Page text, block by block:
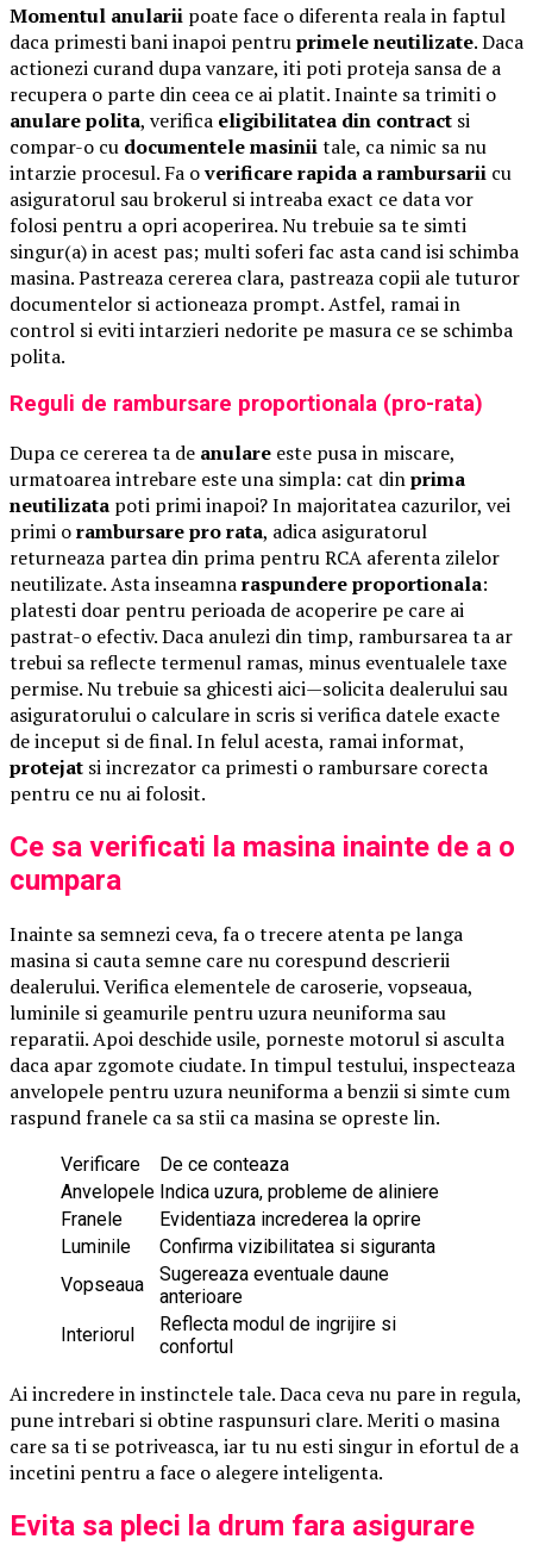
Momentul anularii poate face o diferenta reala in faptul
daca primesti bani inapoi pentruprimele neutilizate. Daca
actionezi curand dupa vanzare, iti poti proteja sansa de a
recupera o parte din ceea ce ai platit. Inainte sa trimiti o
anulare polita, verifica eligibilitatea din contract si
compar-o cu documentele masiniitale, ca nimic sa nu
intarzie procesul. Fa overificare rapida a rambursarii cu
asiguratorul sau brokerul si intreaba exact ce data vor
folosi pentru a opri acoperirea. Nu trebuie sa te simti
singur(a) in acest pas; multi soferi fac asta cand isi schimba
masina. Pastreaza cererea clara, pastreaza copii ale tuturor
documentelor si actioneaza prompt. Astfel, ramai in
control si eviti intarzieri nedorite pe masura ce se schimba
polita.
Reguli de rambursare proportionala (pro-rata)
Dupa ce cererea ta de anulare este pusa in miscare,
urmatoarea intrebare este una simpla: cat dinprima
neutilizata poti primi inapoi? In majoritatea cazurilor, vei
primi orambursare pro rata, adica asiguratorul
returneaza partea din prima pentru RCA aferenta zilelor
neutilizate. Asta inseamnaraspundere proportionala:
platesti doar pentru perioada de acoperire pe care ai
pastrat-o efectiv. Daca anulezi din timp, rambursarea ta ar
trebui sa reflecte termenul ramas, minus eventualele taxe
permise. Nu trebuie sa ghicesti aici—solicita dealerului sau
asiguratorului o calculare in scris si verifica datele exacte
de inceput si de final. In felul acesta, ramai informat,
protejat si increzator ca primesti o rambursare corecta
pentru ce nu ai folosit.
Ce sa verificati la masina inainte de a o
cumpara
Inainte sa semnezi ceva, fa o trecere atenta pe langa
masina si cauta semne care nu corespund descrierii
dealerului. Verifica elementele de caroserie, vopseaua,
luminile si geamurile pentru uzura neuniforma sau
reparatii. Apoi deschide usile, porneste motorul si asculta
daca apar zgomote ciudate. In timpul testului, inspecteaza
anvelopele pentru uzura neuniforma a benzii si simte cum
raspund franele ca sa stii ca masina se opreste lin.
Verificare
De ce conteaza
Anvelopele Indica uzura, probleme de aliniere
Franele
Evidentiaza increderea la oprire
Luminile
Confirma vizibilitatea si siguranta
Vopseaua
Sugereaza eventuale daune
anterioare
Interiorul
Reflecta modul de ingrijire si
confortul
Ai incredere in instinctele tale. Daca ceva nu pare in regula,
pune intrebari si obtine raspunsuri clare. Meriti o masina
care sa ti se potriveasca, iar tu nu esti singur in efortul de a
incetini pentru a face o alegere inteligenta.
Evita sa pleci la drum fara asigurare